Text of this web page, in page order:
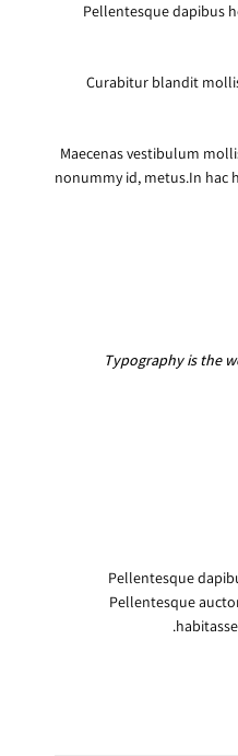
Pellentesque dapibus
Curabitur blandit
Maecenas vestibulum
nonummy id, metus.In hac
Typography is the
Pellentesque
Pellentesque